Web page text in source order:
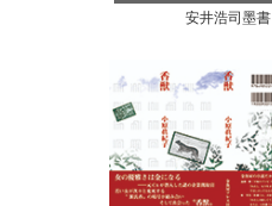
安井浩司墨書